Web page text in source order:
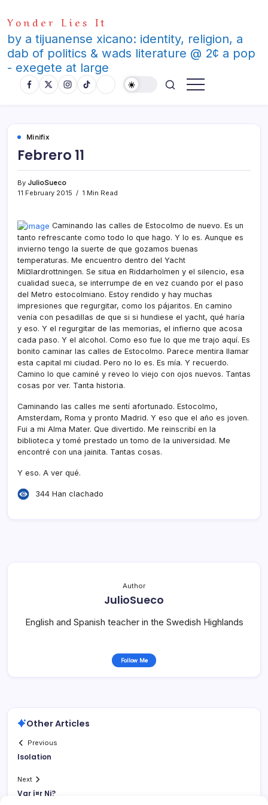
to
content
Yonder Lies It
by a tijuanense xicano: identity, religion, a
dab of politics & wads literature @ 2¢ a pop
- exegete at large
Minifix
Febrero 11
By JulioSueco
11 February 2015
1 Min Read
Caminando las calles de Estocolmo de nuevo. Es un
tanto refrescante como todo lo que hago. Y lo es. Aunque es
invierno tengo la suerte de que gozamos buenas
temperaturas. Me encuentro dentro del Yacht
Mí¤lardrottningen. Se situa en Riddarholmen y el silencio, esa
cualidad sueca, se interrumpe de en vez cuando por el paso
del Metro estocolmiano. Estoy rendido y hay muchas
impresiones que regurgitar, como los pájaritos. En camino
vení­a con pesadillas de que si si hundiese el yacht, qué harí­a
y eso. Y el regurgitar de las memorias, el infierno que acosa
cada paso. Y el alcohol. Como eso fue lo que me trajo aquí­. Es
bonito caminar las calles de Estocolmo. Parece mentira llamar
esta capital mi ciudad. Pero no lo es. Es mí­a. Y recuerdo.
Camino lo que caminé y reveo lo viejo con ojos nuevos. Tantas
cosas por ver. Tanta historia.
Caminando las calles me sentí­ afortunado. Estocolmo,
Amsterdam, Roma y pronto Madrid. Y eso que el año es joven.
Fui a mi Alma Mater. Que divertido. Me reinscribí­ en la
biblioteca y tomé prestado un tomo de la universidad. Me
encontré con una jainita. Tantas cosas.
Y eso. A ver qué.
344 Han clachado
Author
JulioSueco
English and Spanish teacher in the Swedish Highlands
Follow Me
Other Articles
Previous
Isolation
Next
Var í¤r Ni?